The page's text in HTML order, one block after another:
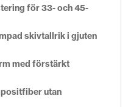
för 33- och 45-
skivtallrik i gjuten
med förstärkt
utan